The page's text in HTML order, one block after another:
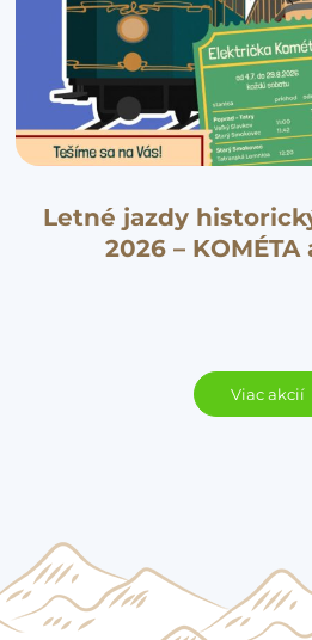
Letné jazdy
2026 – KOMÉTA
Viac akcií